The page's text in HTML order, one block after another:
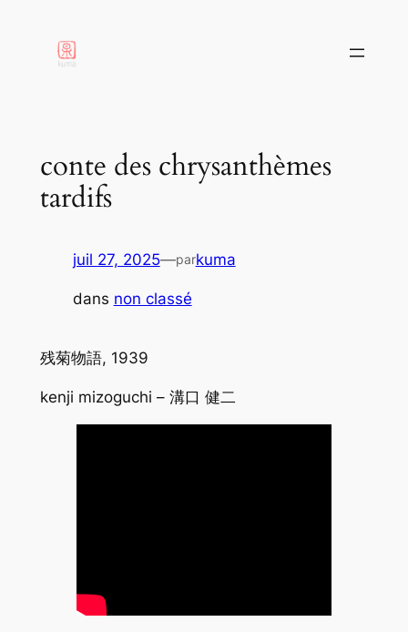
contenu
conte des chrysanthèmes
tardifs
juil 27, 2025—parkuma
dans non classé
残菊物語, 1939
kenji mizoguchi – 溝口 健二